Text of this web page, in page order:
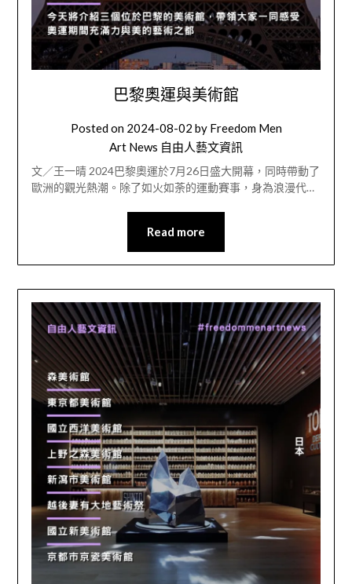
巴黎奧運與美術館
Posted on 2024-08-02 by Freedom Men
Art News 自由人藝文資訊
文／王一晴 2024巴黎奧運於7月26日盛大開幕，同時帶動了
歐洲的觀光熱潮。除了如火如荼的運動賽事，身為浪漫代…
Read more